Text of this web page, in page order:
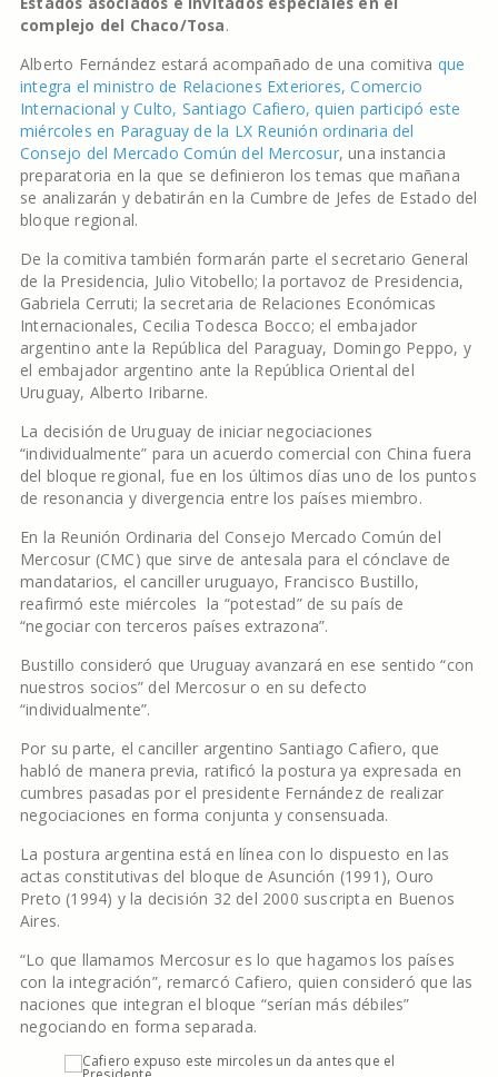
complejo del Chaco/Tosa.
Alberto Fernández estará acompañado de una comitiva que
integra el ministro de Relaciones Exteriores, Comercio
Internacional y Culto, Santiago Cafiero, quien participó este
miércoles en Paraguay de la LX Reunión ordinaria del
Consejo del Mercado Común del Mercosur, una instancia
preparatoria en la que se definieron los temas que mañana
se analizarán y debatirán en la Cumbre de Jefes de Estado del
bloque regional.
De la comitiva también formarán parte el secretario General
de la Presidencia, Julio Vitobello; la portavoz de Presidencia,
Gabriela Cerruti; la secretaria de Relaciones Económicas
Internacionales, Cecilia Todesca Bocco; el embajador
argentino ante la República del Paraguay, Domingo Peppo, y
el embajador argentino ante la República Oriental del
Uruguay, Alberto Iribarne.
La decisión de Uruguay de iniciar negociaciones
“individualmente” para un acuerdo comercial con China fuera
del bloque regional, fue en los últimos días uno de los puntos
de resonancia y divergencia entre los países miembro.
En la Reunión Ordinaria del Consejo Mercado Común del
Mercosur (CMC) que sirve de antesala para el cónclave de
mandatarios, el canciller uruguayo, Francisco Bustillo,
reafirmó este miércoles la “potestad” de su país de
“negociar con terceros países extrazona”.
Bustillo consideró que Uruguay avanzará en ese sentido “con
nuestros socios” del Mercosur o en su defecto
“individualmente”.
Por su parte, el canciller argentino Santiago Cafiero, que
habló de manera previa, ratificó la postura ya expresada en
cumbres pasadas por el presidente Fernández de realizar
negociaciones en forma conjunta y consensuada.
La postura argentina está en línea con lo dispuesto en las
actas constitutivas del bloque de Asunción (1991), Ouro
Preto (1994) y la decisión 32 del 2000 suscripta en Buenos
Aires.
“Lo que llamamos Mercosur es lo que hagamos los países
con la integración”, remarcó Cafiero, quien consideró que las
naciones que integran el bloque “serían más débiles”
negociando en forma separada.